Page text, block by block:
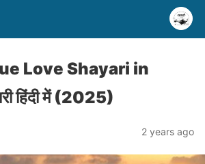
Love Shayari in
हिंदी में (2025)
2 years ago